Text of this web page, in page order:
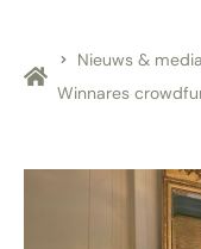
Nieuws & media
Winnares